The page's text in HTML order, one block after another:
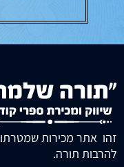
זהו אתר מכירות שמטרתו
להרבות תורה.